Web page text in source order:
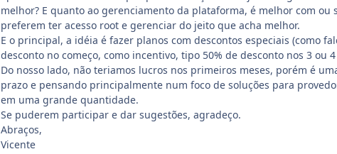
melhor? E quanto ao gerenciamento da plataforma, é melhor com ou
preferem ter acesso root e gerenciar do jeito que acha melhor.
E o principal, a idéia é fazer planos com descontos especiais (como
desconto no começo, como incentivo, tipo 50% de desconto nos 3 ou
Do nosso lado, não teriamos lucros nos primeiros meses, porém é
prazo e pensando principalmente num foco de soluções para
em uma grande quantidade.
Se puderem participar e dar sugestões, agradeço.
Abraços,
Vicente